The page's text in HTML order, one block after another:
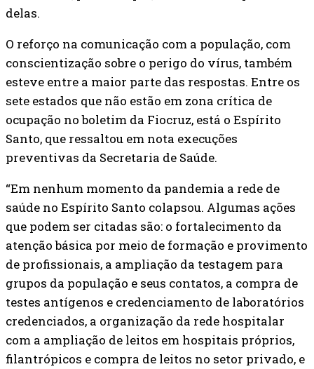
delas.
O reforço na comunicação com a população, com
conscientização sobre o perigo do vírus, também
esteve entre a maior parte das respostas. Entre os
sete estados que não estão em zona crítica de
ocupação no boletim da Fiocruz, está o Espírito
Santo, que ressaltou em nota execuções
preventivas da Secretaria de Saúde.
“Em nenhum momento da pandemia a rede de
saúde no Espírito Santo colapsou. Algumas ações
que podem ser citadas são: o fortalecimento da
atenção básica por meio de formação e provimento
de profissionais, a ampliação da testagem para
grupos da população e seus contatos, a compra de
testes antígenos e credenciamento de laboratórios
credenciados, a organização da rede hospitalar
com a ampliação de leitos em hospitais próprios,
filantrópicos e compra de leitos no setor privado, e